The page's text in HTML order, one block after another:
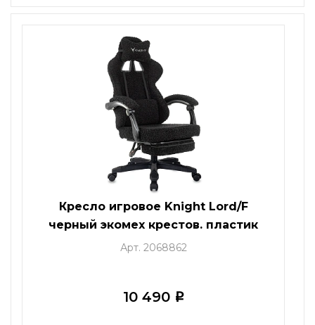
Кресло игровое Knight Lord/F
черный экомех крестов. пластик
подст.для ног
Арт. 2068862
10 490 i